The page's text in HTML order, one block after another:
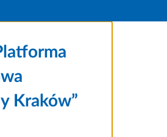
Kraków”